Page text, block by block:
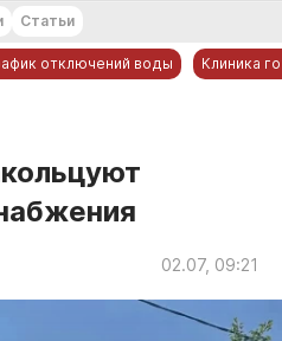
Статьи
отключений воды Клиника
02.07, 09:21